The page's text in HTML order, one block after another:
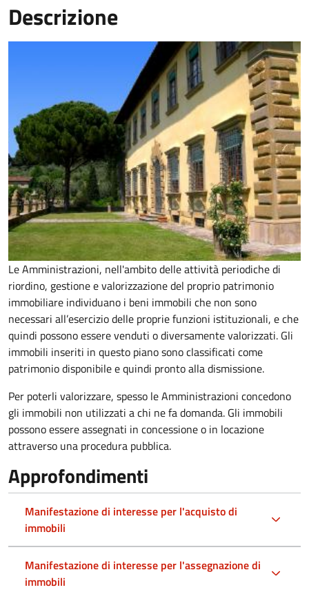
Descrizione
Le Amministrazioni, nell'ambito delle attività periodiche di
riordino, gestione e valorizzazione del proprio patrimonio
immobiliare individuano i beni immobili che non sono
necessari all’esercizio delle proprie funzioni istituzionali, e che
quindi possono essere venduti o diversamente valorizzati. Gli
immobili inseriti in questo piano sono classificati come
patrimonio disponibile e quindi pronto alla dismissione.
Per poterli valorizzare, spesso le Amministrazioni concedono
gli immobili non utilizzati a chi ne fa domanda. Gli immobili
possono essere assegnati in concessione o in locazione
attraverso una procedura pubblica.
Approfondimenti
Manifestazione di interesse per l'acquisto di
immobili
Manifestazione di interesse per l'assegnazione di
immobili